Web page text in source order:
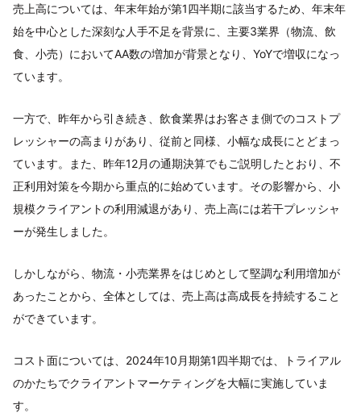
売上高については、年末年始が第1四半期に該当するため、年末年
始を中心とした深刻な人手不足を背景に、主要3業界（物流、飲
食、小売）においてAA数の増加が背景となり、YoYで増収になっ
ています。
一方で、昨年から引き続き、飲食業界はお客さま側でのコストプ
レッシャーの高まりがあり、従前と同様、小幅な成長にとどまっ
ています。また、昨年12月の通期決算でもご説明したとおり、不
正利用対策を今期から重点的に始めています。その影響から、小
規模クライアントの利用減退があり、売上高には若干プレッシャ
ーが発生しました。
しかしながら、物流・小売業界をはじめとして堅調な利用増加が
あったことから、全体としては、売上高は高成長を持続すること
ができています。
コスト面については、2024年10月期第1四半期では、トライアル
のかたちでクライアントマーケティングを大幅に実施していま
す。